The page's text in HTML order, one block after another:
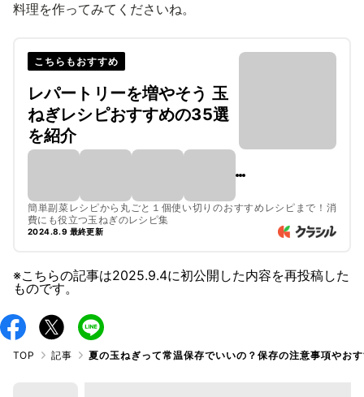
料理を作ってみてくださいね。
こちらもおすすめ
レパートリーを増やそう 玉
ねぎレシピおすすめの35選
を紹介
簡単副菜レシピから丸ごと１個使い切りのおすすめレシピまで！消
費にも役立つ玉ねぎのレシピ集
2024.8.9 最終更新
※こちらの記事は2025.9.4に初公開した内容を再投稿した
ものです。
TOP 記事 夏の玉ねぎって常温保存でいいの？保存の注意事項やお